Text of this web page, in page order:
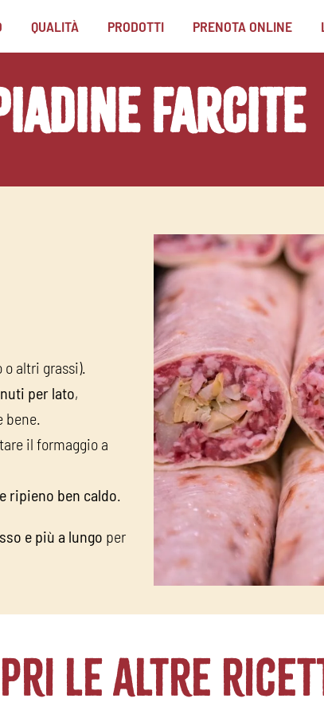
QUALITÀ PRODOTTI PRENOTA ONLINE
farcite
altri grassi).
per lato,
il formaggio a
ripieno ben caldo
e più a lungo per
le altre